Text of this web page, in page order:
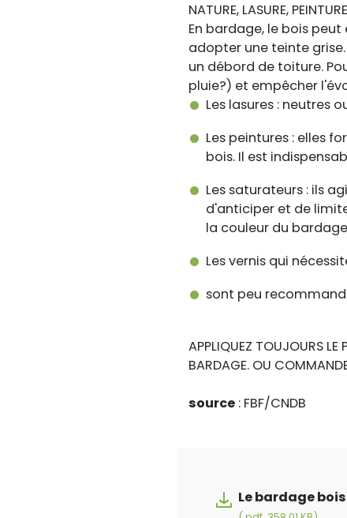
NATURE, LASURE,
En bardage, le bois
adopter une teinte
un débord de toiture.
pluie?) et empêcher
Les lasures : neutres
Les peintures : elles
bois. Il est
Les saturateurs : ils
d'anticiper et de
la couleur du
Les vernis qui
sont peu
APPLIQUEZ TOUJOURS LE
BARDAGE. OU
source : FBF/CNDB
Le bardage bois